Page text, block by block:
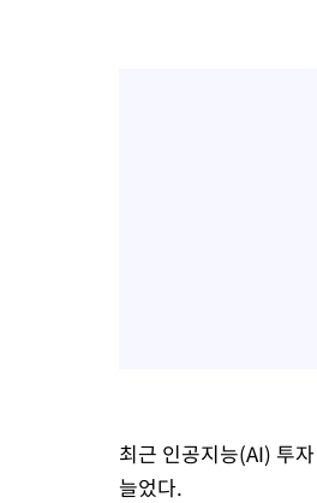
최근 인공지능(AI) 투
늘었다.